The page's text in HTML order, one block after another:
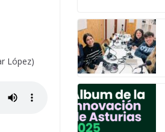
López)